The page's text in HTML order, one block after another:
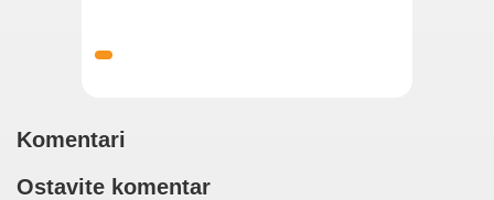
Komentari
Ostavite komentar